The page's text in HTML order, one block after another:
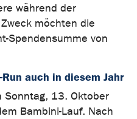
während der
möchten die
Spendensumme von
auch in diesem Jahr
Sonntag, 13. Oktober
Bambini-Lauf. Nach